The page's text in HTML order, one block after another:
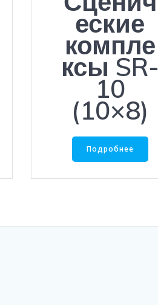
еские
компле
ксы SR-
10
(10×8)
Подробнее